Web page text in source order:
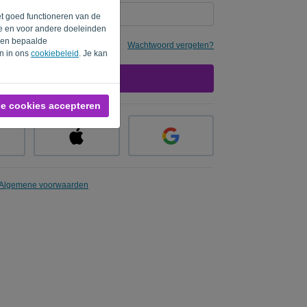
goed functioneren van de
en voor andere doeleinden
bepaalde
in ons cookiebeleid . Je kan
cookies accepteren
Wachtwoord vergeten?
voorwaarden